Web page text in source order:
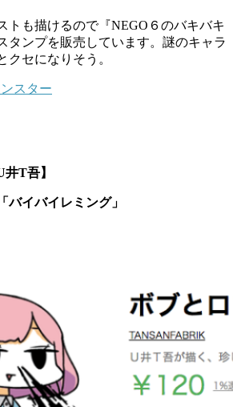
トも描けるので『NEGO６のバキバキ
タンプを販売しています。謎のキャラ
クセになりそう。
スター
T吾】
バイバイレミング」